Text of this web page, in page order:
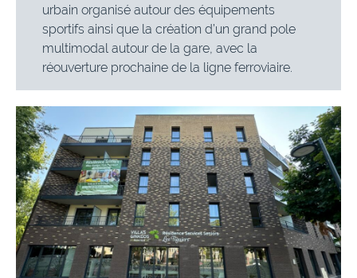
urbain organisé autour des équipements
sportifs ainsi que la création d’un grand pole
multimodal autour de la gare, avec la
réouverture prochaine de la ligne ferroviaire.